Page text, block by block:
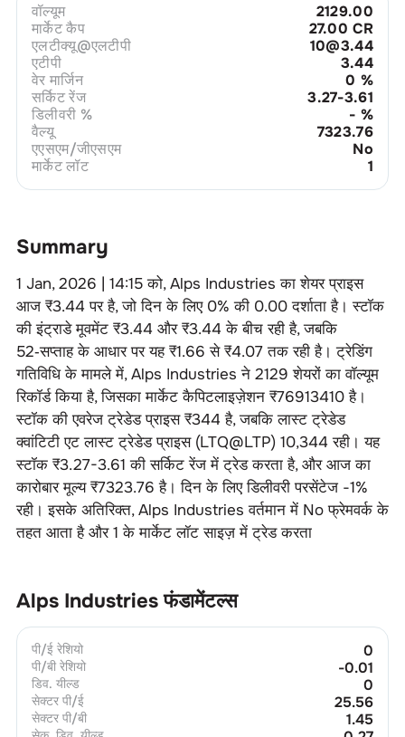
वॉल्यूम
2129.00
मार्केट कैप
27.00 CR
एलटीक्यू@एलटीपी
10@3.44
एटीपी
3.44
वेर मार्जिन
0 %
सर्किट रेंज
3.27-3.61
डिलीवरी %
- %
वैल्यू
7323.76
एएसएम/जीएसएम
No
मार्केट लॉट
1
Summary
1 Jan, 2026 | 14:15को, Alps Industries का शेयर प्राइस
आज ₹3.44 पर है, जो दिन के लिए 0% की 0.00 दर्शाता है। स्टॉक
की इंट्राडे मूवमेंट ₹3.44 और ₹3.44 के बीच रही है, जबकि
52‑सप्ताह के आधार पर यह ₹1.66 से ₹4.07 तक रही है। ट्रेडिंग
गतिविधि के मामले में,Alps Industries ने 2129 शेयरों का वॉल्यूम
रिकॉर्ड किया है, जिसका मार्केट कैपिटलाइज़ेशन ₹76913410है।
स्टॉक की एवरेज ट्रेडेड प्राइस ₹344 है, जबकि लास्ट ट्रेडेड
क्वांटिटी एट लास्ट ट्रेडेड प्राइस (LTQ@LTP) 10,344 रही। यह
स्टॉक ₹3.27-3.61 की सर्किट रेंज में ट्रेड करता है, और आज का
कारोबार मूल्य ₹7323.76 है। दिन के लिए डिलीवरी परसेंटेज -1%
रही। इसके अतिरिक्त, Alps Industries वर्तमान में Noफ्रेमवर्क के
तहत आता है और1 के मार्केट लॉट साइज़ में ट्रेड करता
Alps Industries फंडामेंटल्स
पी/ई रेशियो 0
पी/बी रेशियो -0.01
डिव. यील्ड 0
सेक्टर पी/ई 25.56
सेक्टर पी/बी 1.45